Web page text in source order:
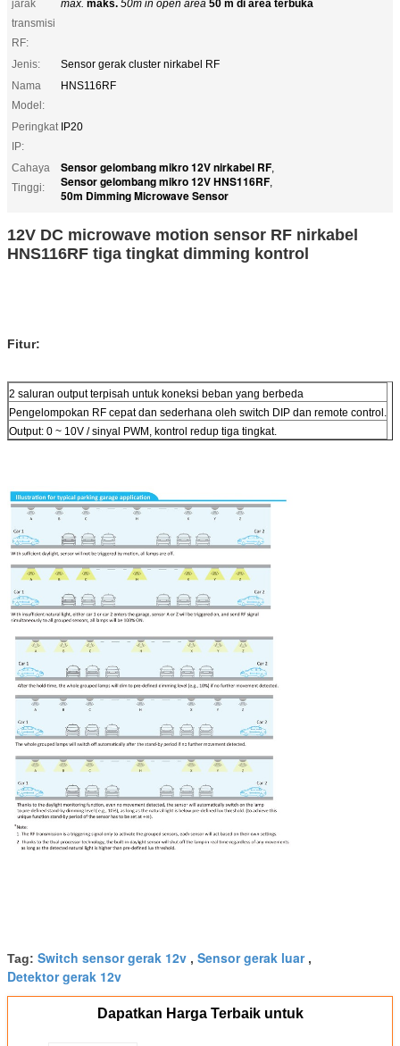
jarak
transmisi
RF:
max. maks. 50m in open area 50 m di area terbuka
Jenis:
Sensor gerak cluster nirkabel RF
Nama
Model:
HNS116RF
Peringkat
IP:
IP20
Cahaya
Tinggi:
Sensor gelombang mikro 12V nirkabel RF,
Sensor gelombang mikro 12V HNS116RF,
50m Dimming Microwave Sensor
12V DC microwave motion sensor RF nirkabel
HNS116RF tiga tingkat dimming kontrol
Fitur:
2 saluran output terpisah untuk koneksi beban yang berbeda
Pengelompokan RF cepat dan sederhana oleh switch DIP dan remote control.
Output: 0 ~ 10V / sinyal PWM, kontrol redup tiga tingkat.
Tag: Switch sensor gerak 12v , Sensor gerak luar,
Detektor gerak 12v
Dapatkan Harga Terbaik untuk